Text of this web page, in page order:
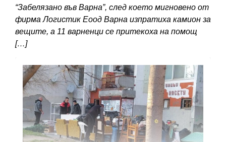
“Забелязано във Варна”, след което мигновено от
фирма Логистик Еоод Варна изпратиха камион за
вещите, а 11 варненци се притекоха на помощ
[…]